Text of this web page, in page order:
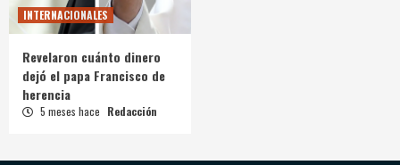
INTERNACIONALES
Revelaron cuánto dinero
dejó el papa Francisco de
herencia
5 meses hace Redacción